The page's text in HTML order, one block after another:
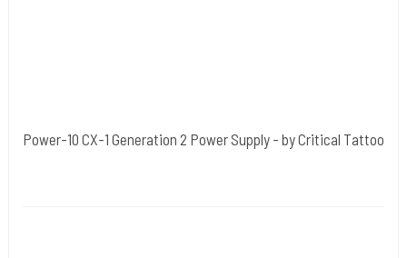
Power-10 CX-1 Generation 2 Power Supply - by Critical Tattoo